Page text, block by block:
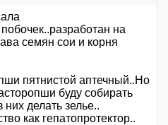
на
семян сои и корня
пятнистой аптечный..Но
буду собирать
делать зелье..
как гепатопротектор..